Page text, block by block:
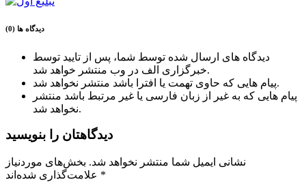
دیدگاه ها (0)
دیدگاه های ارسال شده توسط شما، پس از تایید توسط
خبرگزاری الف در وب منتشر خواهد شد.
پیام هایی که حاوی تهمت یا افترا باشد منتشر نخواهد شد.
پیام هایی که به غیر از زبان فارسی یا غیر مرتبط باشد منتشر
نخواهد شد.
دیدگاهتان را بنویسید
نشانی ایمیل شما منتشر نخواهد شد. بخش‌های موردنیاز
*